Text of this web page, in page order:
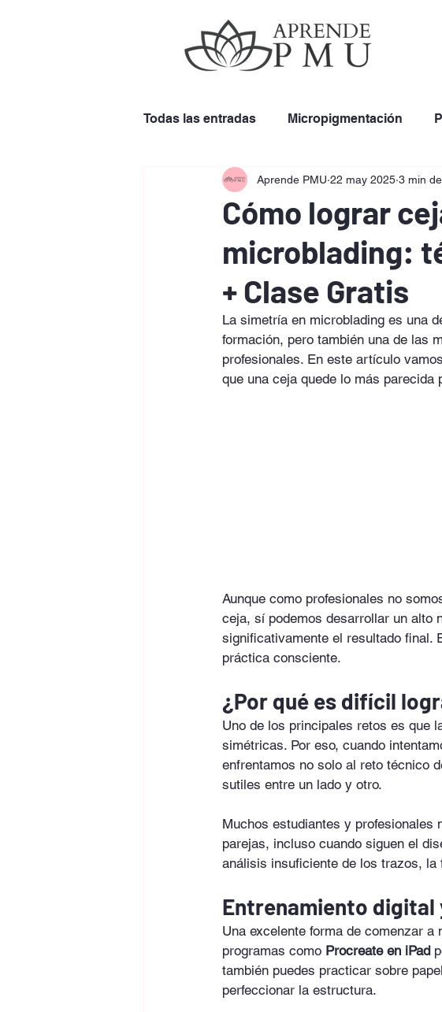
Todas las entradas Micropigmentación
Remoción de Cejas Uso de Tintas de
Cómo lograr
microblading:
+ Clase Gratis
Aprende PMU 22 may 2025 3 min
La simetría en microblading es una
formación, pero también una de las
profesionales. En este artículo
que una ceja quede lo más
Aunque como profesionales no
ceja, sí podemos desarrollar un alto
significativamente el resultado final.
práctica consciente.
¿Por qué es difícil
Uno de los principales retos es que
simétricas. Por eso, cuando
enfrentamos no solo al reto técnico
sutiles entre un lado y otro.
Muchos estudiantes y profesionales
parejas, incluso cuando siguen el
análisis insuficiente de los trazos,
Entrenamiento digital
Una excelente forma de comenzar
programas como Procreate en iPad
también puedes practicar sobre
perfeccionar la estructura.